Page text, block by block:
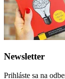
Newsletter
Prihláste sa na